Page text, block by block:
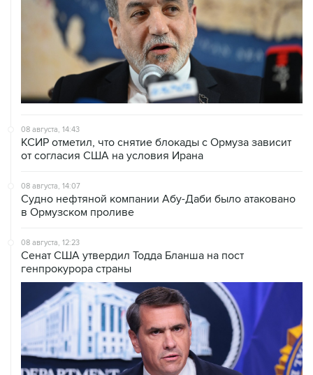
08 августа, 14:43
КСИР отметил, что снятие блокады с Ормуза зависит
от согласия США на условия Ирана
08 августа, 14:07
Судно нефтяной компании Абу-Даби было атаковано
в Ормузском проливе
08 августа, 12:23
Сенат США утвердил Тодда Бланша на пост
генпрокурора страны